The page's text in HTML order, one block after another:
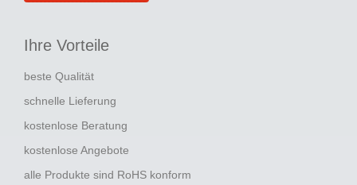
Ihre Vorteile
beste Qualität
schnelle Lieferung
kostenlose Beratung
kostenlose Angebote
alle Produkte sind RoHS konform